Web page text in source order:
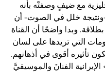
مع ضيفٍ وصفتْه بأنه
-ونتيجة خلل في الصوت- أن
وبدا واضحًا أن القناة
التي تريدها على لسان
تأثيره أقوى في أذهانهم.
الفنانَ والموسيقيَّ